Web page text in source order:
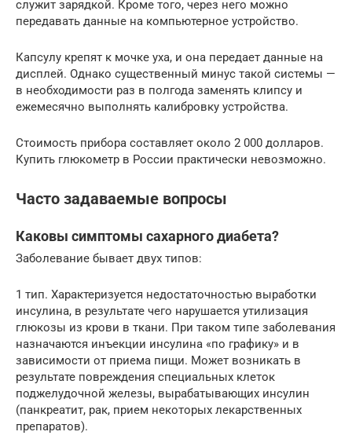
служит зарядкой. Кроме того, через него можно
передавать данные на компьютерное устройство.
Капсулу крепят к мочке уха, и она передает данные на
дисплей. Однако существенный минус такой системы —
в необходимости раз в полгода заменять клипсу и
ежемесячно выполнять калибровку устройства.
Стоимость прибора составляет около 2 000 долларов.
Купить глюкометр в России практически невозможно.
Часто задаваемые вопросы
Каковы симптомы сахарного диабета?
Заболевание бывает двух типов:
1 тип. Характеризуется недостаточностью выработки
инсулина, в результате чего нарушается утилизация
глюкозы из крови в ткани. При таком типе заболевания
назначаются инъекции инсулина «по графику» и в
зависимости от приема пищи. Может возникать в
результате повреждения специальных клеток
поджелудочной железы, вырабатывающих инсулин
(панкреатит, рак, прием некоторых лекарственных
препаратов).